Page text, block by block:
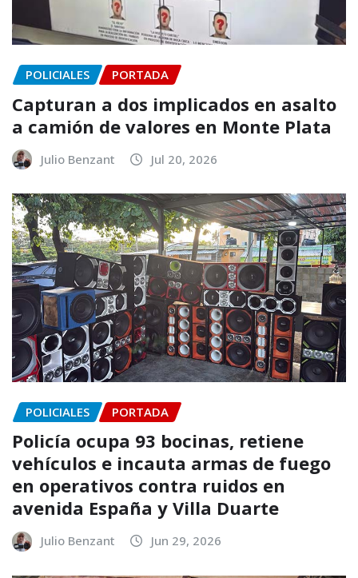
POLICIALES PORTADA
Capturan a dos implicados en asalto
a camión de valores en Monte Plata
Julio Benzant Jul 20, 2026
POLICIALES PORTADA
Policía ocupa 93 bocinas, retiene
vehículos e incauta armas de fuego
en operativos contra ruidos en
avenida España y Villa Duarte
Julio Benzant Jun 29, 2026